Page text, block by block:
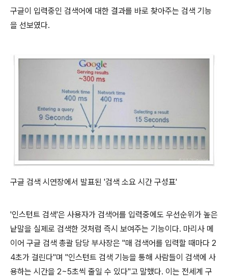
구글이 입력중인 검색어에 대한 결과를 바로 찾아주는 검색 기능
을 선보였다.
구글 검색 시연장에서 발표된 '검색 소요 시간 구성표'
'인스턴트 검색'은 사용자가 검색어를 입력중에도 우선순위가 높은
낱말을 실제로 검색한 것처럼 즉시 보여주는 기능이다. 마리사 메
이어 구글 검색 총괄 담당 부사장은 "매 검색어를 입력할 때마다 2
4초가 걸린다"며 "인스턴트 검색 기능을 통해 사람들이 검색에 사
용하는 시간을 2~5초씩 줄일 수 있다"고 말했다. 이는 전세계 구